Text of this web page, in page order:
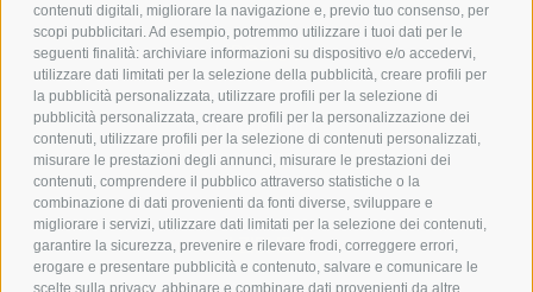
contenuti digitali, migliorare la navigazione e, previo tuo consenso, per
scopi pubblicitari. Ad esempio, potremmo utilizzare i tuoi dati per le
seguenti finalità: archiviare informazioni su dispositivo e/o accedervi,
utilizzare dati limitati per la selezione della pubblicità, creare profili per
la pubblicità personalizzata, utilizzare profili per la selezione di
pubblicità personalizzata, creare profili per la personalizzazione dei
contenuti, utilizzare profili per la selezione di contenuti personalizzati,
misurare le prestazioni degli annunci, misurare le prestazioni dei
contenuti, comprendere il pubblico attraverso statistiche o la
combinazione di dati provenienti da fonti diverse, sviluppare e
migliorare i servizi, utilizzare dati limitati per la selezione dei contenuti,
garantire la sicurezza, prevenire e rilevare frodi, correggere errori,
erogare e presentare pubblicità e contenuto, salvare e comunicare le
POLICY
PRIVACY POLICY
COOKIE POLICY
PAGAMENTI SICURI
AZIENDA